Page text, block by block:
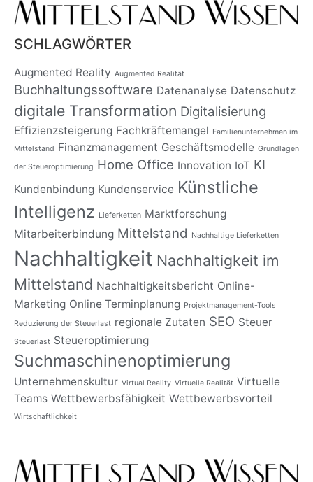
SCHLAGWÖRTER
Augmented Reality Augmented Realität
Buchhaltungssoftware Datenanalyse Datenschutz
digitale Transformation Digitalisierung
Effizienzsteigerung Fachkräftemangel Familienunternehmen im
Mittelstand Finanzmanagement Geschäftsmodelle Grundlagen
der Steueroptimierung Home Office Innovation IoT KI
Kundenbindung Kundenservice Künstliche
Intelligenz Lieferketten Marktforschung
Mitarbeiterbindung Mittelstand Nachhaltige Lieferketten
Nachhaltigkeit Nachhaltigkeit im
Mittelstand Nachhaltigkeitsbericht Online-
Marketing Online Terminplanung Projektmanagement-Tools
Reduzierung der Steuerlast regionale Zutaten SEO Steuer
Steuerlast Steueroptimierung
Suchmaschinenoptimierung
Unternehmenskultur Virtual Reality Virtuelle Realität Virtuelle
Teams Wettbewerbsfähigkeit Wettbewerbsvorteil
Wirtschaftlichkeit